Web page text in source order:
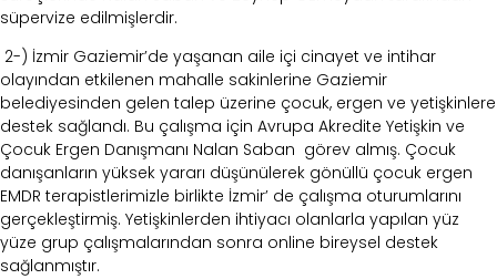
süpervize edilmişlerdir.
2-) İzmir Gaziemir’de yaşanan aile içi cinayet ve intihar
olayından etkilenen mahalle sakinlerine Gaziemir
belediyesinden gelen talep üzerine çocuk, ergen ve yetişkinlere
destek sağlandı. Bu çalışma için Avrupa Akredite Yetişkin ve
Çocuk Ergen Danışmanı Nalan Saban görev almış. Çocuk
danışanların yüksek yararı düşünülerek gönüllü çocuk ergen
EMDR terapistlerimizle birlikte İzmir’ de çalışma oturumlarını
gerçekleştirmiş. Yetişkinlerden ihtiyacı olanlarla yapılan yüz
yüze grup çalışmalarından sonra online bireysel destek
sağlanmıştır.